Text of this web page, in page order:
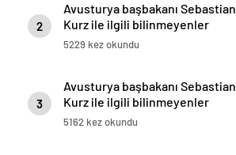
2
Avusturya başbakanı Sebastian
Kurz ile ilgili bilinmeyenler
5229 kez okundu
3
Avusturya başbakanı Sebastian
Kurz ile ilgili bilinmeyenler
5162 kez okundu